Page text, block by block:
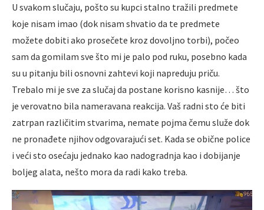
U svakom slučaju, pošto su kupci stalno tražili predmete
koje nisam imao (dok nisam shvatio da te predmete
možete dobiti ako prosečete kroz dovoljno torbi), počeo
sam da gomilam sve što mi je palo pod ruku, posebno kada
su u pitanju bili osnovni zahtevi koji napreduju priču.
Trebalo mi je sve za slučaj da postane korisno kasnije… što
je verovatno bila nameravana reakcija. Vaš radni sto će biti
zatrpan različitim stvarima, nemate pojma čemu služe dok
ne pronađete njihov odgovarajući set. Kada se obične police
i veći sto osećaju jednako kao nadogradnja kao i dobijanje
boljeg alata, nešto mora da radi kako treba.